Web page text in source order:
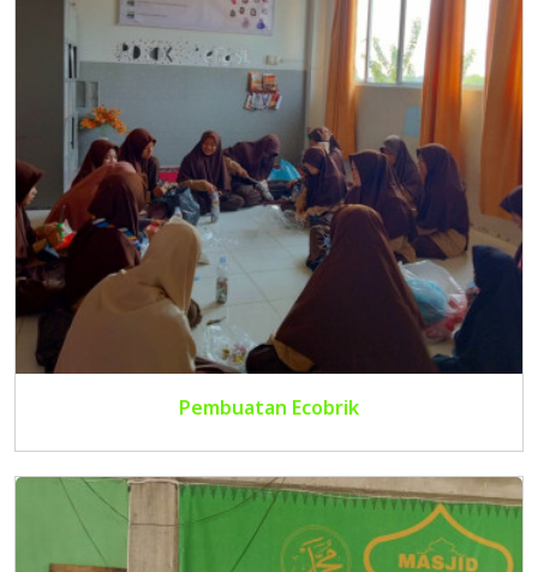
Pembuatan Ecobrik